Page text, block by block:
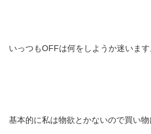
いっつもOFFは何をしようか迷いま
基本的に私は物欲とかないので買い